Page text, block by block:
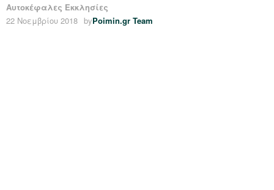
Αυτοκέφαλες Εκκλησίες
22 Νοεμβρίου 2018 byPoimin.gr Team